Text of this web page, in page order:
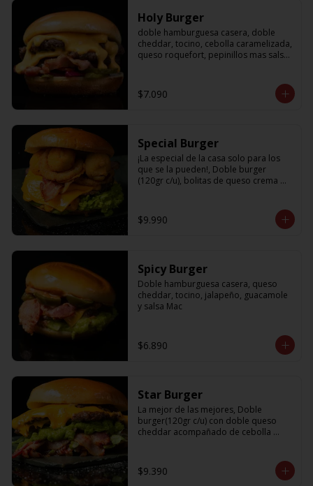
Holy Burger
doble hamburguesa casera, doble
cheddar, tocino, cebolla caramelizada,
queso roquefort, pepinillos mas salsa
$7.090
Special Burger
¡La especial de la casa solo para los
que se la pueden!, Doble burger
(120gr c/u), bolitas de queso crema
holy
$9.990
Spicy Burger
Doble hamburguesa casera, queso
cheddar, tocino, jalapeño, guacamole
y salsa Mac
$6.890
Star Burger
La mejor de las mejores, Doble
burger(120gr c/u) con doble queso
cheddar acompañado de cebolla
$9.390